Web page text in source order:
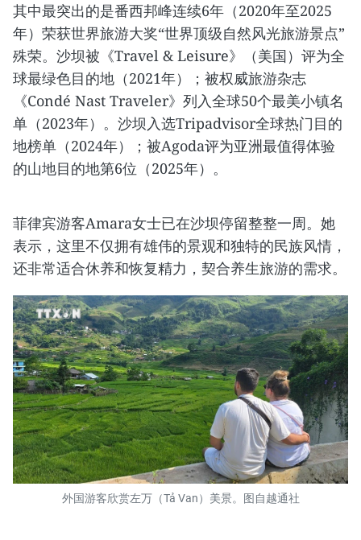
其中最突出的是番西邦峰连续6年（2020年至2025
年）荣获世界旅游大奖“世界顶级自然风光旅游景点”
殊荣。沙坝被《Travel & Leisure》（美国）评为全
球最绿色目的地（2021年）；被权威旅游杂志
《Condé Nast Traveler》列入全球50个最美小镇名
单（2023年）。沙坝入选Tripadvisor全球热门目的
地榜单（2024年）；被Agoda评为亚洲最值得体验
的山地目的地第6位（2025年）。
菲律宾游客Amara女士已在沙坝停留整整一周。她
表示，这里不仅拥有雄伟的景观和独特的民族风情，
还非常适合休养和恢复精力，契合养生旅游的需求。
外国游客欣赏左万（Tả Van）美景。图自越通社